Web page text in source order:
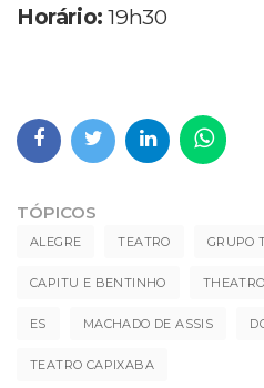
Horário: 19h30
TÓPICOS
ALEGRE TEATRO GRUPO
CAPITU E BENTINHO
ES MACHADO DE ASSIS
TEATRO CAPIXABA